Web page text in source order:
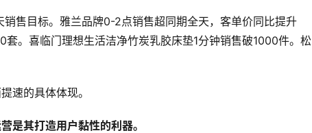
售目标。雅兰品牌0-2点销售超同期全天，客单价同比提升
。喜临门理想生活洁净竹炭乳胶床垫1分钟销售破1000件。松
速的具体体现。
是其打造用户黏性的利器。